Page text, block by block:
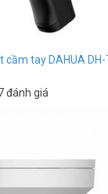
tay DAHUA DH-
đánh giá